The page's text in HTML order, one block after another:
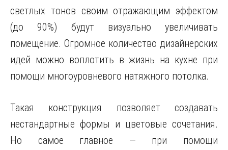
светлых тонов своим отражающим эффектом
(до 90%) будут визуально увеличивать
помещение. Огромное количество дизайнерских
идей можно воплотить в жизнь на кухне при
помощи многоуровневого натяжного потолка.
Такая конструкция позволяет создавать
нестандартные формы и цветовые сочетания.
Но самое главное — при помощи